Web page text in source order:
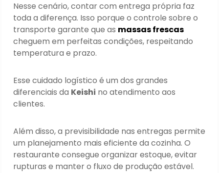
Nesse cenário, contar com entrega própria faz
toda a diferença. Isso porque o controle sobre o
transporte garante que as massas frescas
cheguem em perfeitas condições, respeitando
temperatura e prazo.
Esse cuidado logístico é um dos grandes
diferenciais da Keishi no atendimento aos
clientes.
Além disso, a previsibilidade nas entregas permite
um planejamento mais eficiente da cozinha. O
restaurante consegue organizar estoque, evitar
rupturas e manter o fluxo de produção estável.